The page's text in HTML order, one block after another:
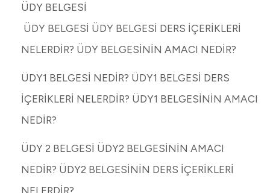
ÜDY BELGESİ
ÜDY BELGESİ ÜDY BELGESİ DERS İÇERİKLERİ
NELERDİR? ÜDY BELGESİNİN AMACI NEDİR?
ÜDY1 BELGESİ NEDİR? ÜDY1 BELGESİ DERS
İÇERİKLERİ NELERDİR? ÜDY1 BELGESİNİN AMACI
NEDİR?
ÜDY 2 BELGESİ ÜDY2 BELGESİNİN AMACI
NEDİR? ÜDY2 BELGESİNİN DERS İÇERİKLERİ
NELERDİR?